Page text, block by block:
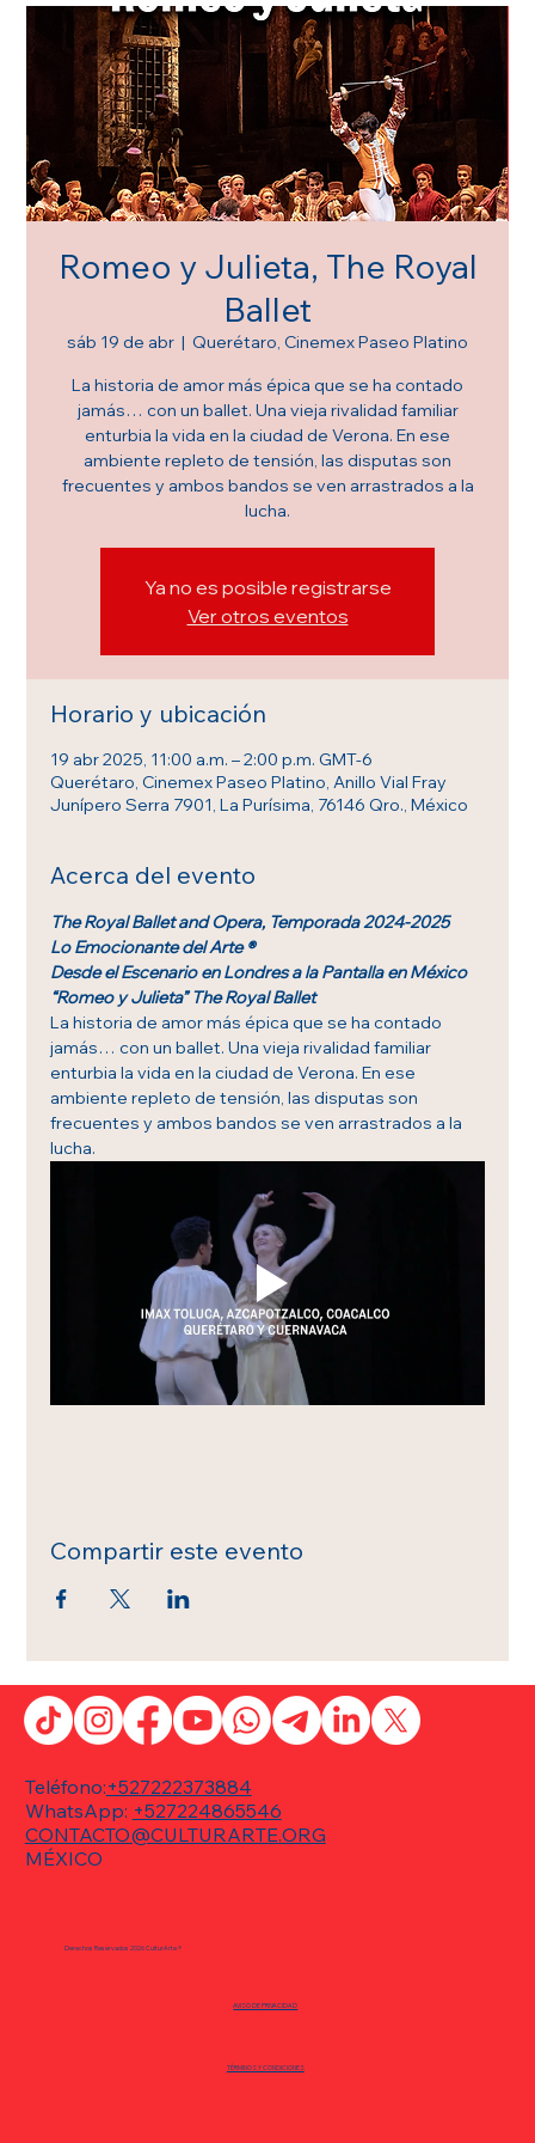
Romeo y Julieta, The Royal
Ballet
sáb 19 de abr
  |
Querétaro, Cinemex Paseo Platino
La historia de amor más épica que se ha contado
jamás… con un ballet. Una vieja rivalidad familiar
enturbia la vida en la ciudad de Verona. En ese
ambiente repleto de tensión, las disputas son
frecuentes y ambos bandos se ven arrastrados a la
lucha.
Ya no es posible registrarse
Ver otros eventos
Horario y ubicación
19 abr 2025, 11:00 a.m. – 2:00 p.m. GMT-6
Querétaro, Cinemex Paseo Platino, Anillo Vial Fray
Junípero Serra 7901, La Purísima, 76146 Qro., México
Acerca del evento
The Royal Ballet and Opera, Temporada 2024-2025
Lo Emocionante del Arte ®
Desde el Escenario en Londres a la Pantalla en México
“Romeo y Julieta” The Royal Ballet
La historia de amor más épica que se ha contado
jamás… con un ballet. Una vieja rivalidad familiar
enturbia la vida en la ciudad de Verona. En ese
ambiente repleto de tensión, las disputas son
frecuentes y ambos bandos se ven arrastrados a la
lucha.
Compartir este evento
Teléfono:+527222373884
WhatsApp: +527224865546
CONTACTO@CULTURARTE.ORG
MÉXICO
Derechos Reservados 2026 CulturArte ®
TÉRMINOS Y CONDICIONES
AVISO DE PRIVACIDAD